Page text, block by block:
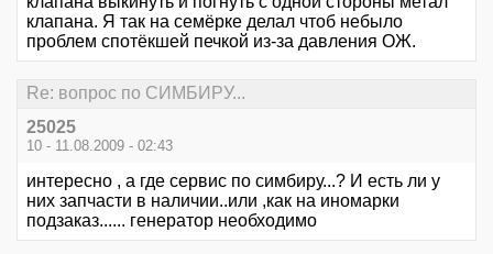
клапана. Я так на семёрке делал чтоб небыло
проблем спотёкшей печкой из-за давления ОЖ.
Re: вопрос по СИМБИРУ...
25025
10 - 11.08.2009 - 02:43
интересно , а где сервис по симбиру...? И есть ли у
них запчасти в наличии..или ,как на иномарки
подзаказ...... генератор необходимо